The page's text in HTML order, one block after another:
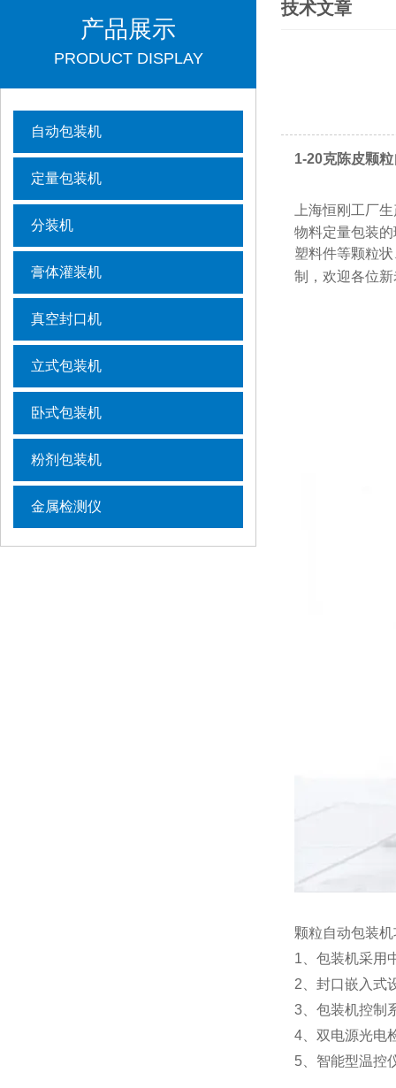
产品展示
PRODUCT DISPLAY
自动包装机
定量包装机
分装机
膏体灌装机
真空封口机
立式包装机
卧式包装机
粉剂包装机
金属检测仪
技术文章
1-20克陈皮颗
上海恒刚工厂
物料定量包装
塑料件等颗粒
制，欢迎各位
颗粒自动包装
1、包装机采用
2、封口嵌入式
3、包装机控制
4、双电源光电
5、智能型温控